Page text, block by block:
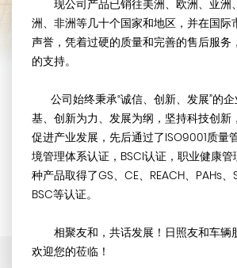
现公司产品已销往美洲、欧洲、亚洲
洲、非洲等几十个国家和地区，并在国际
声誉，凭着过硬的质量和完善的售后服务
的支持。
公司始终秉承“诚信、创新、发展”的
基、创新为力、发展为纲，坚持科技创新
促进产业发展，先后通过了ISO9001质量
境管理体系认证，BSCI认证，职业健康
种产品取得了GS、CE、REACH、PAHs、
BSC等认证。
相聚友和，共话发展！日照友和车辆
欢迎您的莅临！